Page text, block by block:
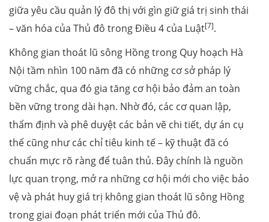
giữa yêu cầu quản lý đô thị với gìn giữ giá trị sinh thái
– văn hóa của Thủ đô trong Điều 4 của Luật[7].
Không gian thoát lũ sông Hồng trong Quy hoạch Hà
Nội tầm nhìn 100 năm đã có những cơ sở pháp lý
vững chắc, qua đó gia tăng cơ hội bảo đảm an toàn
bền vững trong dài hạn. Nhờ đó, các cơ quan lập,
thẩm định và phê duyệt các bản vẽ chi tiết, dự án cụ
thể cũng như các chỉ tiêu kinh tế – kỹ thuật đã có
chuẩn mực rõ ràng để tuân thủ. Đây chính là nguồn
lực quan trọng, mở ra những cơ hội mới cho việc bảo
vệ và phát huy giá trị không gian thoát lũ sông Hồng
trong giai đoạn phát triển mới của Thủ đô.